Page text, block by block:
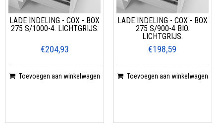
LADE INDELING - COX - BOX
275 S/1000-4. LICHTGRIJS.
€204,93
Toevoegen aan winkelwagen
LADE INDELING - COX - BOX
275 S/900-4 BIO.
LICHTGRIJS.
€198,59
Toevoegen aan winkelwagen